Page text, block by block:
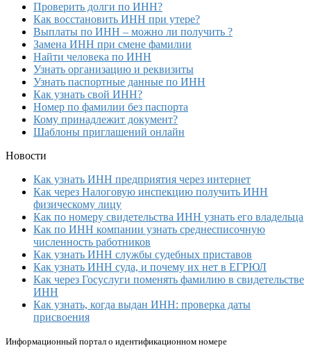
Проверить долги по ИНН?
Как восстановить ИНН при утере?
Выплаты по ИНН – можно ли получить ?
Замена ИНН при смене фамилии
Найти человека по ИНН
Узнать организацию и реквизиты
Узнать паспортные данные по ИНН
Как узнать свой ИНН?
Номер по фамилии без паспорта
Кому принадлежит документ?
Шаблоны приглашений онлайн
Новости
Как узнать ИНН предприятия через интернет
Как через Налоговую инспекцию получить ИНН
физическому лицу
Как по номеру свидетельства ИНН узнать его владельца
Как по ИНН компании узнать среднесписочную
численность работников
Как узнать ИНН службы судебных приставов
Как узнать ИНН суда, и почему их нет в ЕГРЮЛ
Как через Госуслуги поменять фамилию в свидетельстве
ИНН
Как узнать, когда выдан ИНН: проверка даты
присвоения
Информационный портал о идентификационном номере